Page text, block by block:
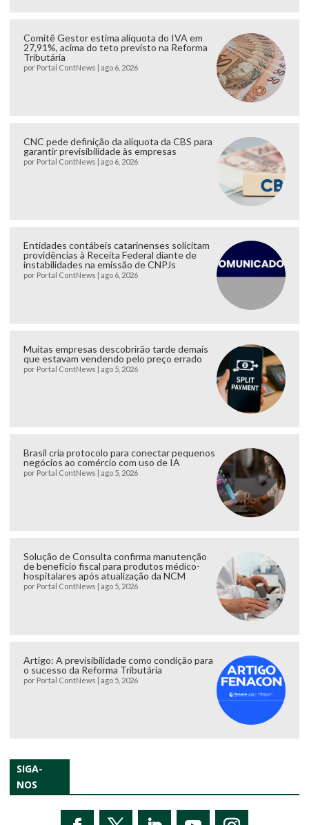
Comitê Gestor estima alíquota do IVA em
27,91%, acima do teto previsto na Reforma
Tributária
por Portal ContNews ago 6, 2026
CNC pede definição da alíquota da CBS para
garantir previsibilidade às empresas
por Portal ContNews ago 6, 2026
Entidades contábeis catarinenses solicitam
providências à Receita Federal diante de
instabilidades na emissão de CNPJs
por Portal ContNews ago 6, 2026
Muitas empresas descobrirão tarde demais
que estavam vendendo pelo preço errado
por Portal ContNews ago 5, 2026
Brasil cria protocolo para conectar pequenos
negócios ao comércio com uso de IA
por Portal ContNews ago 5, 2026
Solução de Consulta confirma manutenção
de benefício fiscal para produtos médico-
hospitalares após atualização da NCM
por Portal ContNews ago 5, 2026
Artigo: A previsibilidade como condição para
o sucesso da Reforma Tributária
por Portal ContNews ago 5, 2026
SIGA-
NOS